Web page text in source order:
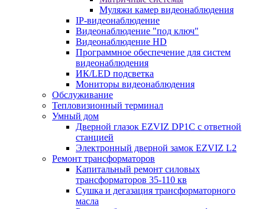
Муляжи камер видеонаблюдения
IP-видеонаблюдение
Видеонаблюдение "под ключ"
Видеонаблюдение HD
Программное обеспечение для систем
видеонаблюдения
ИК/LED подсветка
Мониторы видеонаблюдения
Обслуживание
Тепловизионный терминал
Умный дом
Дверной глазок EZVIZ DP1C с ответной
станцией
Электронный дверной замок EZVIZ L2
Ремонт трансформаторов
Капитальный ремонт силовых
трансформаторов 35-110 кв
Сушка и дегазация трансформаторного
масла